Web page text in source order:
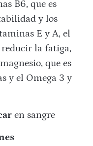
B6, que es
y los
E y A, el
reducir la fatiga,
que es
y el Omega 3 y
en sangre